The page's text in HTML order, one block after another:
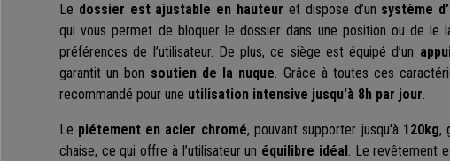
Le dossier est ajustable en hauteur et dispose d’un système
qui vous permet de bloquer le dossier dans une position ou de le
préférences de l’utilisateur. De plus, ce siège est équipé d’un
garantit un bon soutien de la nuque. Grâce à toutes ces
recommandé pour une utilisation intensive jusqu'à 8h par jour.
Le piétement en acier chromé, pouvant supporter jusqu'à 120kg,
chaise, ce qui offre à l’utilisateur un équilibre idéal. Le revêtement